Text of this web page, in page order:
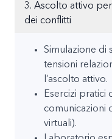
3. Ascolto attivo
dei conflitti
Simulazione di
tensioni
l’ascolto attivo.
Esercizi pratici
comunicazioni
virtuali).